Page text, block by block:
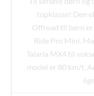
topklasse! Den
Offroad til børn er
Ride Pro Mini.
Talaria MX4 til
model er 80 km/t.